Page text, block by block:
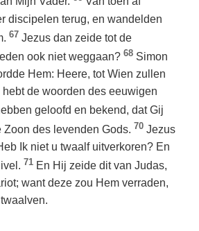
discipelen terug, en wandelden
67 Jezus dan zeide tot de
ook niet weggaan? 68 Simon
Hem: Heere, tot Wien zullen
de woorden des eeuwigen
geloofd en bekend, dat Gij
Zoon des levenden Gods. 70 Jezus
Ik niet u twaalf uitverkoren? En
71 En Hij zeide dit van Judas,
want deze zou Hem verraden,